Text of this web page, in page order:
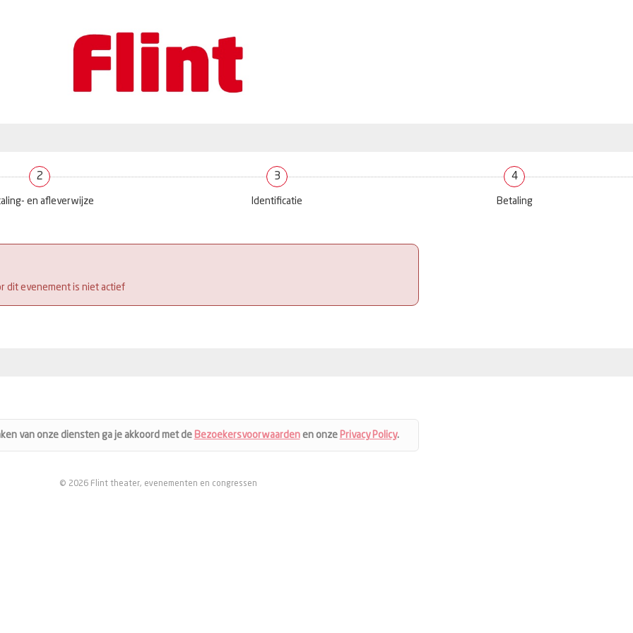
2
en afleverwijze
3
Identificatie
4
Betaling
dit evenement is niet actief
van onze diensten ga je akkoord met de Bezoekersvoorwaardenen onze Privacy Policy.
© 2026 Flint theater, evenementen en congressen